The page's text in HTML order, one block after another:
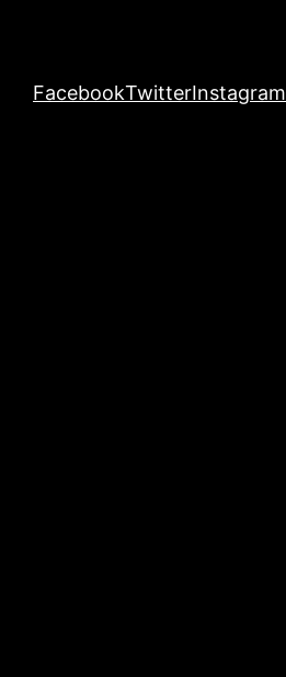
FacebookTwitterInstagram